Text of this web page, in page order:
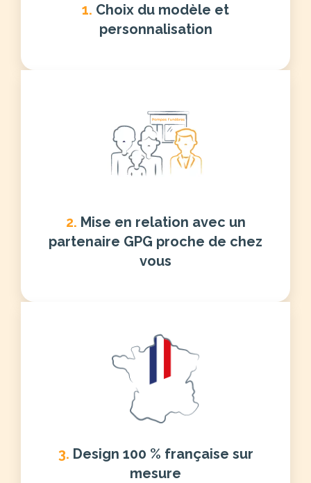
1. Choix du modèle et
personnalisation
2. Mise en relation avec un
partenaire GPG proche de chez
vous
3. Design 100 % française sur
mesure